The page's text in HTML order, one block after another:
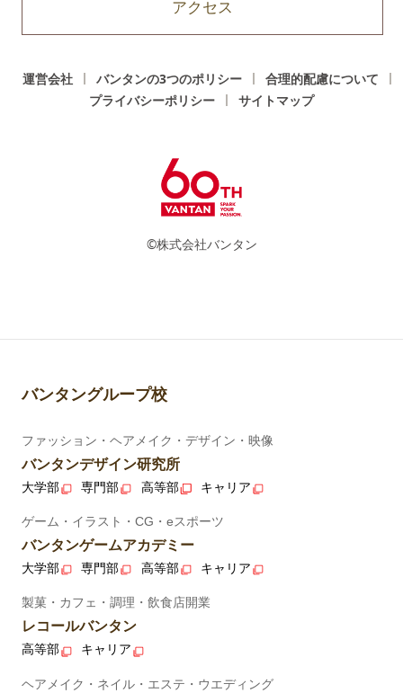
アクセス
運営会社 バンタンの3つのポリシー
合理的配慮について
プライバシーポリシー
サイトマップ
©株式会社バンタン
バンタングループ校
ファッション・ヘアメイク・デザイン・映像
バンタンデザイン研究所
大学部 専門部 高等部 キャリア
ゲーム・イラスト・CG・eスポーツ
バンタンゲームアカデミー
大学部 専門部 高等部 キャリア
製菓・カフェ・調理・飲食店開業
レコールバンタン
高等部 キャリア
ヘアメイク・ネイル・エステ・ウエディング